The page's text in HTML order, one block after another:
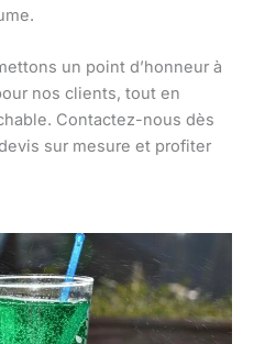
un point d’honneur à
nos clients, tout en
Contactez-nous dès
sur mesure et profiter